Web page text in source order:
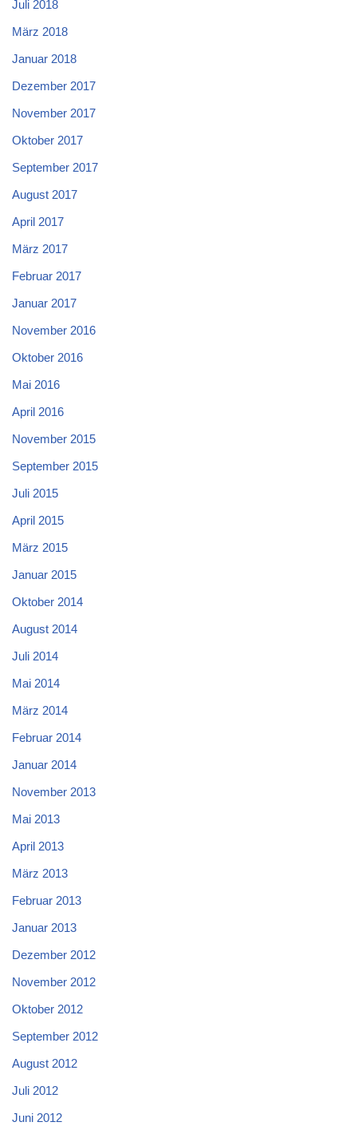
Juli 2018
März 2018
Januar 2018
Dezember 2017
November 2017
Oktober 2017
September 2017
August 2017
April 2017
März 2017
Februar 2017
Januar 2017
November 2016
Oktober 2016
Mai 2016
April 2016
November 2015
September 2015
Juli 2015
April 2015
März 2015
Januar 2015
Oktober 2014
August 2014
Juli 2014
Mai 2014
März 2014
Februar 2014
Januar 2014
November 2013
Mai 2013
April 2013
März 2013
Februar 2013
Januar 2013
Dezember 2012
November 2012
Oktober 2012
September 2012
August 2012
Juli 2012
Juni 2012